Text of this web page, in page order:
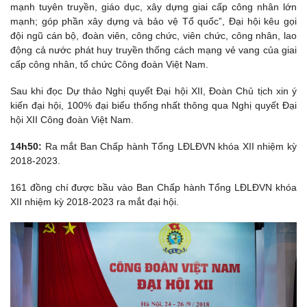
mạnh tuyên truyền, giáo dục, xây dựng giai cấp công nhân lớn
mạnh; góp phần xây dựng và bảo vệ Tổ quốc”, Đại hội kêu gọi
đội ngũ cán bộ, đoàn viên, công chức, viên chức, công nhân, lao
động cả nước phát huy truyền thống cách mạng vẻ vang của giai
cấp công nhân, tổ chức Công đoàn Việt Nam.
Sau khi đọc Dự thảo Nghị quyết Đại hội XII, Đoàn Chủ tịch xin ý
kiến đại hội, 100% đại biểu thống nhất thông qua Nghị quyết Đại
hội XII Công đoàn Việt Nam.
14h50: Ra mắt Ban Chấp hành Tổng LĐLĐVN khóa XII nhiệm kỳ
2018-2023.
161 đồng chí được bầu vào Ban Chấp hành Tổng LĐLĐVN khóa
XII nhiệm kỳ 2018-2023 ra mắt đại hội.